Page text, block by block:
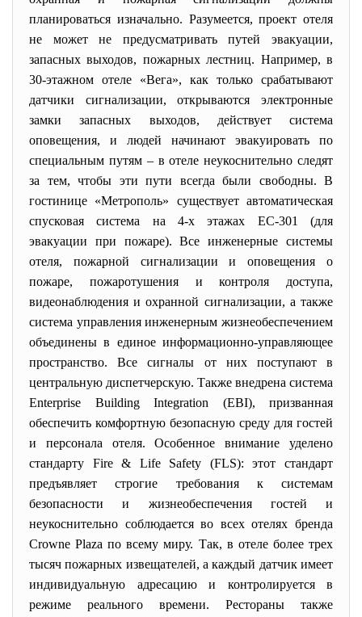
планироваться изначально. Разумеется, проект отеля
не может не предусматривать путей эвакуации,
запасных выходов, пожарных лестниц. Например, в
30-этажном отеле «Вега», как только срабатывают
датчики сигнализации, открываются электронные
замки запасных выходов, действует система
оповещения, и людей начинают эвакуировать по
специальным путям – в отеле неукоснительно следят
за тем, чтобы эти пути всегда были свободны. В
гостинице «Метрополь» существует автоматическая
спусковая система на 4-х этажах ЕС-301 (для
эвакуации при пожаре). Все инженерные системы
отеля, пожарной сигнализации и оповещения о
пожаре, пожаротушения и контроля доступа,
видеонаблюдения и охранной сигнализации, а также
система управления инженерным жизнеобеспечением
объединены в единое информационно-управляющее
пространство. Все сигналы от них поступают в
центральную диспетчерскую. Также внедрена система
Enterprise Building Integration (EBI), призванная
обеспечить комфортную безопасную среду для гостей
и персонала отеля. Особенное внимание уделено
стандарту Fire & Life Safety (FLS): этот стандарт
предъявляет строгие требования к системам
безопасности и жизнеобеспечения гостей и
неукоснительно соблюдается во всех отелях бренда
Crowne Plaza по всему миру. Так, в отеле более трех
тысяч пожарных извещателей, а каждый датчик имеет
индивидуальную адресацию и контролируется в
режиме реального времени. Рестораны также